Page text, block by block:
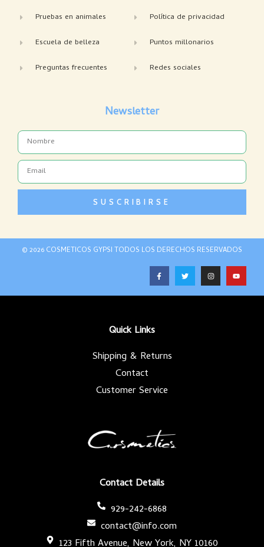
Pruebas en animales
Escuela de belleza
Preguntas frecuentes
Política de privacidad
Puntos millonarios
Redes sociales
Newsletter
Name
Email
SUSCRIBIRSE
© 2026 COSMETICOS GYPSI TODOS LOS DERECHOS RESERVADOS
F
a
c
b
T
w
i
t
I
n
s
a
Y
o
u
u
Contact Details
929-242-6868
contact@info.com
Quick Links
Shipping & Returns
Contact
Customer Service